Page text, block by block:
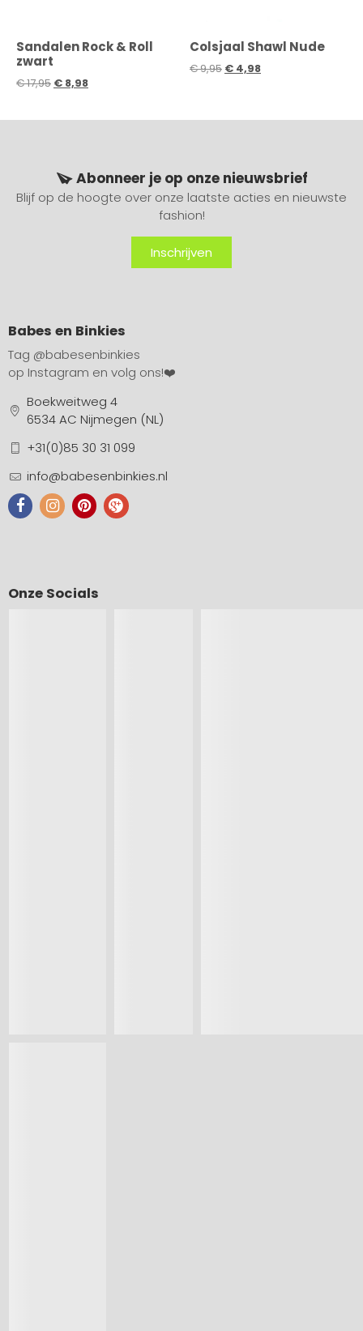
Sandalen Rock & Roll
zwart
€17,95 € 8,98
Colsjaal Shawl Nude
€9,95 € 4,98
Abonneer je op onze nieuwsbrief
Blijf op de hoogte over onze laatste acties en nieuwste
fashion!
Inschrijven
Babes en Binkies
Tag @babesenbinkies
op Instagram en volg ons!❤️
Boekweitweg 4
6534 AC Nijmegen (NL)
+31(0)85 30 31 099
info@babesenbinkies.nl
Onze Socials